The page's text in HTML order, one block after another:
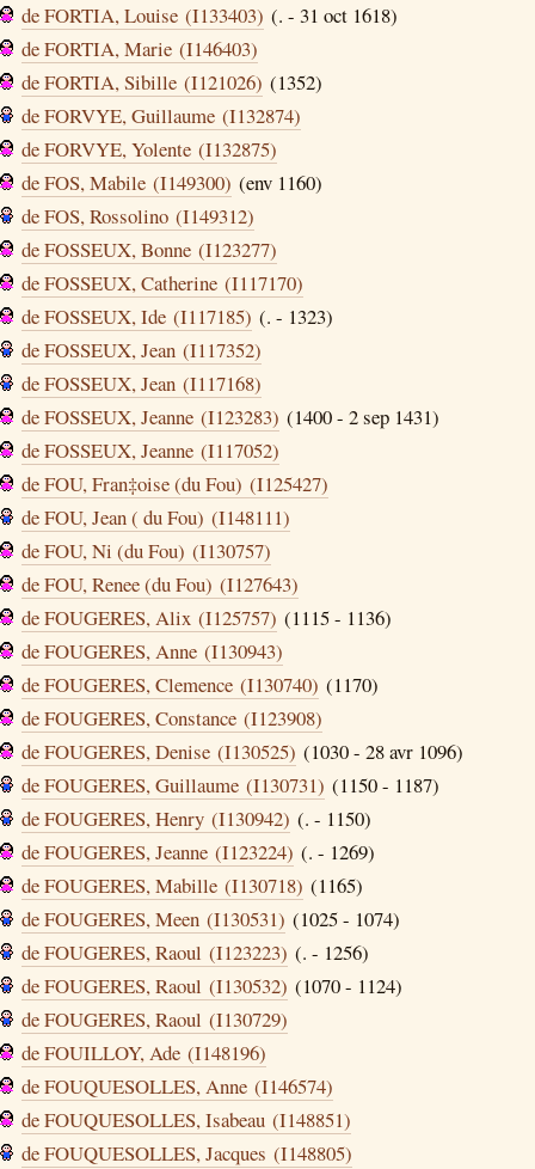
de FORTIA, Louise (I133403) (. - 31 oct 1618)
de FORTIA, Marie (I146403)
de FORTIA, Sibille (I121026) (1352)
de FORVYE, Guillaume (I132874)
de FORVYE, Yolente (I132875)
de FOS, Mabile (I149300) (env 1160)
de FOS, Rossolino (I149312)
de FOSSEUX, Bonne (I123277)
de FOSSEUX, Catherine (I117170)
de FOSSEUX, Ide (I117185) (. - 1323)
de FOSSEUX, Jean (I117352)
de FOSSEUX, Jean (I117168)
de FOSSEUX, Jeanne (I123283) (1400 - 2 sep 1431)
de FOSSEUX, Jeanne (I117052)
de FOU, Fran‡oise (du Fou) (I125427)
de FOU, Jean ( du Fou) (I148111)
de FOU, Ni (du Fou) (I130757)
de FOU, Renee (du Fou) (I127643)
de FOUGERES, Alix (I125757) (1115 - 1136)
de FOUGERES, Anne (I130943)
de FOUGERES, Clemence (I130740) (1170)
de FOUGERES, Constance (I123908)
de FOUGERES, Denise (I130525) (1030 - 28 avr 1096)
de FOUGERES, Guillaume (I130731) (1150 - 1187)
de FOUGERES, Henry (I130942) (. - 1150)
de FOUGERES, Jeanne (I123224) (. - 1269)
de FOUGERES, Mabille (I130718) (1165)
de FOUGERES, Meen (I130531) (1025 - 1074)
de FOUGERES, Raoul (I123223) (. - 1256)
de FOUGERES, Raoul (I130532) (1070 - 1124)
de FOUGERES, Raoul (I130729)
de FOUILLOY, Ade (I148196)
de FOUQUESOLLES, Anne (I146574)
de FOUQUESOLLES, Isabeau (I148851)
de FOUQUESOLLES, Jacques (I148805)